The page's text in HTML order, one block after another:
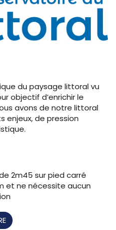
du paysage littoral vu
objectif d’enrichir le
avons de notre littoral
enjeux, de pression
2m45 sur pied carré
et ne nécessite aucun